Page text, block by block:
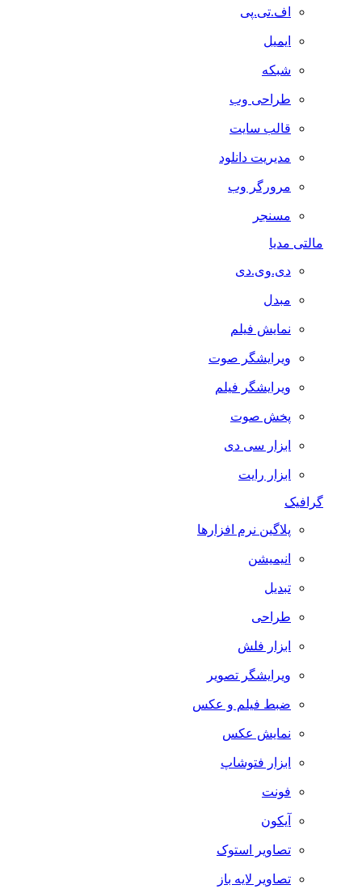
اف.تی.پی
ایمیل
شبکه
طراحی وب
قالب سایت
مدیریت دانلود
مرورگر وب
مسنجر
مالتی مدیا
دی.وی.دی
مبدل
نمایش فیلم
ویرایشگر صوت
ویرایشگر فیلم
پخش صوت
ابزار سی دی
ابزار رایت
گرافیک
پلاگین نرم افزارها
انیمیشن
تبدیل
طراحی
ابزار فلش
ویرایشگر تصویر
ضبط فيلم و عكس
نمایش عکس
ابزار فتوشاپ
فونت
آیکون
تصاویر استوک
تصاویر لایه باز